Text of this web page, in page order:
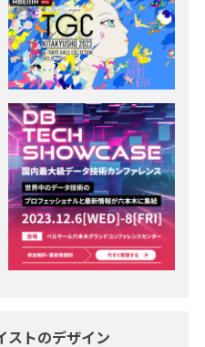
ストのデザイン